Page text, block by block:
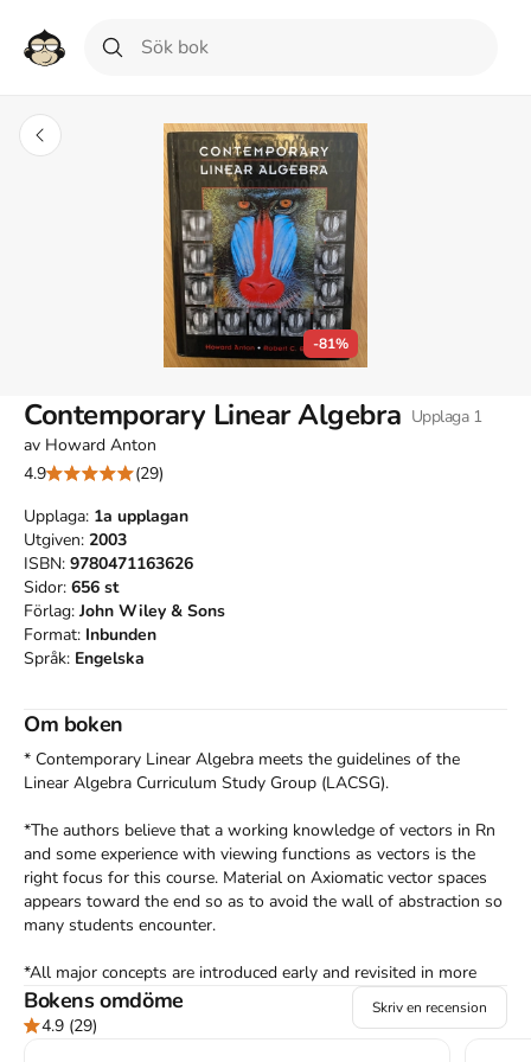
-81%
Contemporary Linear Algebra Upplaga 1
av Howard Anton
4.9
(29)
Upplaga: 1a upplagan
Utgiven: 2003
ISBN: 9780471163626
Sidor: 656 st
Förlag:John Wiley & Sons
Format: Inbunden
Språk: Engelska
Om boken
* Contemporary Linear Algebra meets the guidelines of the
Linear Algebra Curriculum Study Group (LACSG).
*The authors believe that a working knowledge of vectors in Rn
and some experience with viewing functions as vectors is the
right focus for this course. Material on Axiomatic vector spaces
appears toward the end so as to avoid the wall of abstraction so
many students encounter.
*All major concepts are introduced early and revisited in more
depth later on. This spiral approach to concept development
ensures that all key topics can be covered in the course.
Bokens omdöme
4.9 (29)
Skriv en recension